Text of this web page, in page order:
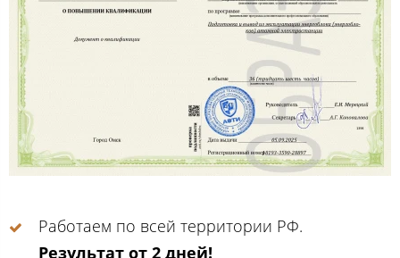
Работаем по всей территории РФ.
Результат от 2 дней!